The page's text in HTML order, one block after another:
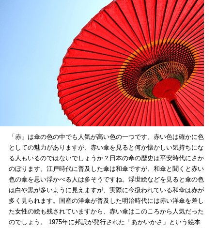
「赤」は傘の色の中でも人気が高い色の一つです。赤い色は確かに色
としての魅力がありますが、赤い傘を見ると何か懐かしい気持ちにな
る人もいるのではないでしょうか？日本の傘の歴史は平安時代にさか
のぼります。江戸時代に普及した傘は和傘ですが、和傘と聞くと赤い
色の傘を思い浮かべる人は多そうですね。浮世絵などを見ると傘の色
は白や黒が多いように見えますが、実際に今扱われている和傘は赤が
多く見られます。国産の洋傘が普及した明治時代には赤い洋傘を差し
た女性の絵も残されていますから、赤い傘はこのころから人気だった
のでしょう。 1975年に邦訳が発行された「あかいかさ」という絵本